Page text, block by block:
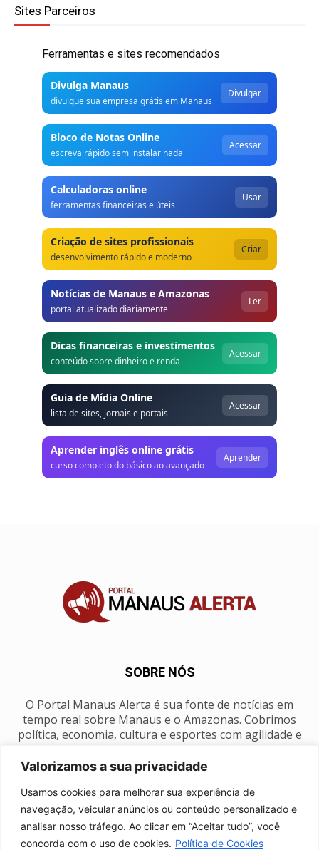
Valorizamos a sua privacidade
Usamos cookies para melhorar sua experiência de
navegação, veicular anúncios ou conteúdo personalizado e
analisar nosso tráfego. Ao clicar em “Aceitar tudo”, você
concorda com o uso de cookies. Política de Cookies
Sites Parceiros
Ferramentas e sites recomendados
Divulga Manaus
divulgue sua empresa grátis em Manaus
Divulgar
Bloco de Notas Online
escreva rápido sem instalar nada
Acessar
Calculadoras online
ferramentas financeiras e úteis
Usar
Criação de sites profissionais
desenvolvimento rápido e moderno
Criar
Notícias de Manaus e Amazonas
portal atualizado diariamente
Ler
Dicas financeiras e investimentos
conteúdo sobre dinheiro e renda
Acessar
Guia de Mídia Online
lista de sites, jornais e portais
Acessar
Aprender inglês online grátis
curso completo do básico ao avançado
Aprender
SOBRE NÓS
O Portal Manaus Alerta é sua fonte de notícias em
tempo real sobre Manaus e o Amazonas. Cobrimos
política, economia, cultura e esportes com agilidade e
manausalerta@gmail.com
SIGA-NOS